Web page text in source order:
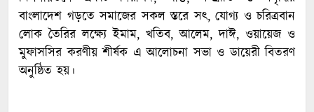
বাংলাদেশ গড়তে সমাজের সকল স্তরে সৎ, যোগ্য ও চরিত্রবান
লোক তৈরির লক্ষ্যে ইমাম, খতিব, আলেম, দাঈ, ওয়ায়েজ ও
মুফাসসির করণীয় শীর্ষক এ আলোচনা সভা ও ডায়েরী বিতরণ
অনুষ্ঠিত হয়।